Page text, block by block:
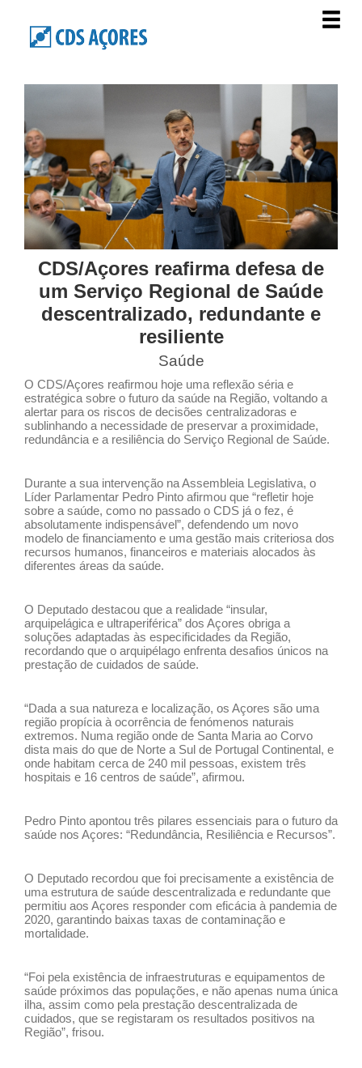
CDS/Açores reafirma defesa de
um Serviço Regional de Saúde
descentralizado, redundante e
resiliente
Saúde
O CDS/Açores reafirmou hoje uma reflexão séria e
estratégica sobre o futuro da saúde na Região, voltando a
alertar para os riscos de decisões centralizadoras e
sublinhando a necessidade de preservar a proximidade,
redundância e a resiliência do Serviço Regional de Saúde.
Durante a sua intervenção na Assembleia Legislativa, o
Líder Parlamentar Pedro Pinto afirmou que “refletir hoje
sobre a saúde, como no passado o CDS já o fez, é
absolutamente indispensável”, defendendo um novo
modelo de financiamento e uma gestão mais criteriosa dos
recursos humanos, financeiros e materiais alocados às
diferentes áreas da saúde.
O Deputado destacou que a realidade “insular,
arquipelágica e ultraperiférica” dos Açores obriga a
soluções adaptadas às especificidades da Região,
recordando que o arquipélago enfrenta desafios únicos na
prestação de cuidados de saúde.
“Dada a sua natureza e localização, os Açores são uma
região propícia à ocorrência de fenómenos naturais
extremos. Numa região onde de Santa Maria ao Corvo
dista mais do que de Norte a Sul de Portugal Continental, e
onde habitam cerca de 240 mil pessoas, existem três
hospitais e 16 centros de saúde”, afirmou.
Pedro Pinto apontou três pilares essenciais para o futuro da
saúde nos Açores: “Redundância, Resiliência e Recursos”.
O Deputado recordou que foi precisamente a existência de
uma estrutura de saúde descentralizada e redundante que
permitiu aos Açores responder com eficácia à pandemia de
2020, garantindo baixas taxas de contaminação e
mortalidade.
“Foi pela existência de infraestruturas e equipamentos de
saúde próximos das populações, e não apenas numa única
ilha, assim como pela prestação descentralizada de
cuidados, que se registaram os resultados positivos na
Região”, frisou.